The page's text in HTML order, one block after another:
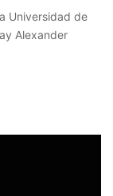
Universidad de
Alexander